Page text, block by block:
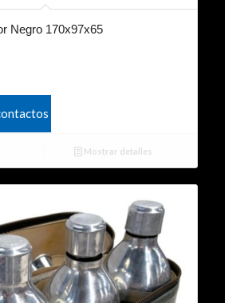
Negro 170x97x65
Mostrar detalles